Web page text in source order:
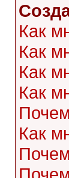
Как
Как
Как
Как
Как